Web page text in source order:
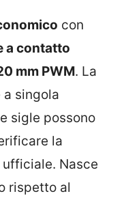
con
a contatto
mm PWM. La
a singola
sigle possono
la
Nasce
rispetto al